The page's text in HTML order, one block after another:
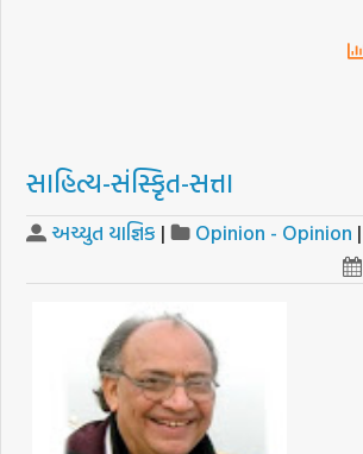
સાહિત્ય-સંસ્કૃિત-સત્તા
અચ્યુત યાજ્ઞિક | Opinion - Opinion |